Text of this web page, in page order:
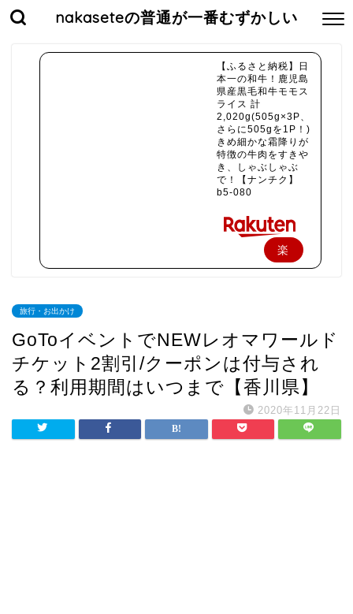
nakaseteの普通が一番むずかしい
【ふるさと納税】日
本一の和牛！鹿児島
県産黒毛和牛モモス
ライス 計
2,020g(505g×3P、
さらに505gを1P！)
きめ細かな霜降りが
特徴の牛肉をすきや
き、しゃぶしゃぶ
で！【ナンチク】
b5-080
楽
旅行・お出かけ
GoToイベントでNEWレオマワールド
チケット2割引/クーポンは付与され
る？利用期間はいつまで【香川県】
2020年11月22日